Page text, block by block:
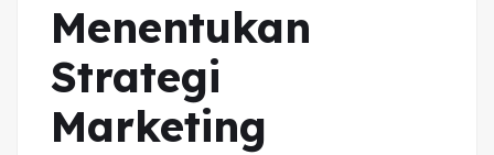
Menentukan
Strategi
Marketing